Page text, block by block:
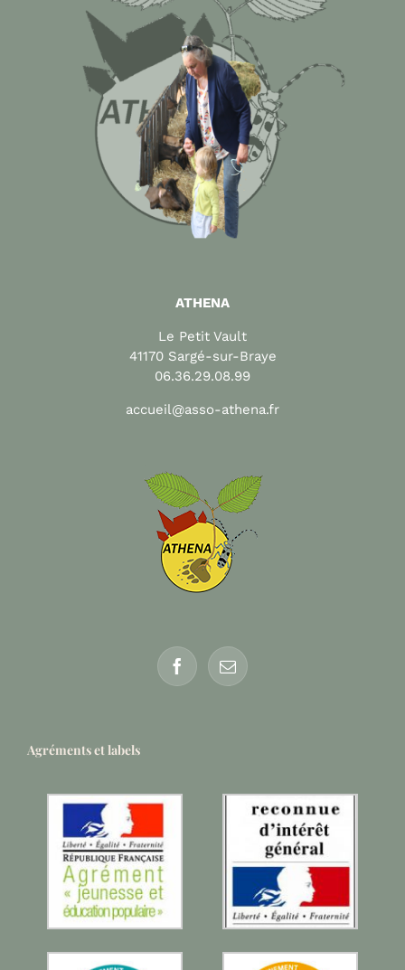
ATHENA
Le Petit Vault
41170 Sargé-sur-Braye
06.36.29.08.99
accueil@asso-athena.fr
Agréments et labels